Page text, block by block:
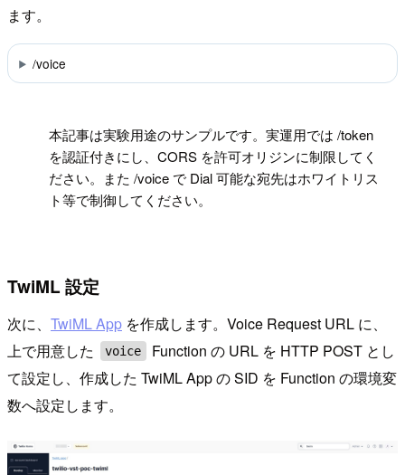
ます。
/voice
本記事は実験用途のサンプルです。実運用では /token
を認証付きにし、CORS を許可オリジンに制限してく
ださい。また /voice で Dial 可能な宛先はホワイトリス
ト等で制御してください。
TwiML 設定
次に、 TwiML App を作成します。Voice Request URL に、
上で用意した
voice
Function の URL を HTTP POST とし
て設定し、作成した TwiML App の SID を Function の環境変
数へ設定します。